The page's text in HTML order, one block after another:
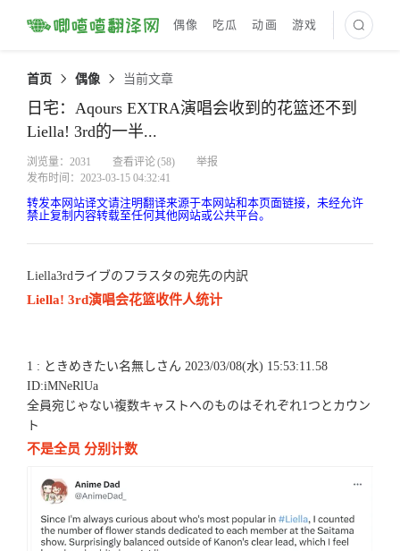
偶像 吃瓜 动画 游戏 最新译文
首页 偶像 当前文章
日宅：Aqours EXTRA演唱会收到的花篮还不到
Liella! 3rd的一半...
浏览量：2031 查看评论(58)
举报
发布时间：2023-03-15 04:32:41
转发本网站译文请注明翻译来源于本网站和本页面链接，未经允许
禁止复制内容转载至任何其他网站或公共平台。
Liella3rdライブのフラスタの宛先の内訳
Liella! 3rd演唱会花篮收件人统计
1 : ときめきたい名無しさん 2023/03/08(水) 15:53:11.58
ID:iMNeRlUa
全員宛じゃない複数キャストへのものはそれぞれ1つとカウン
ト
不是全员 分别计数